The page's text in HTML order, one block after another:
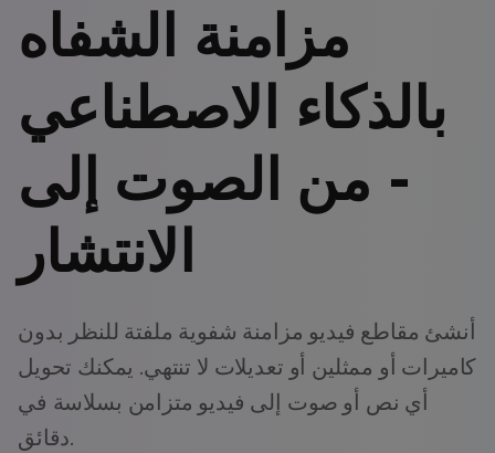
مزامنة الشفاه
بالذكاء الاصطناعي
- من الصوت إلى
الانتشار
أنشئ مقاطع فيديو مزامنة شفوية ملفتة للنظر بدون
كاميرات أو ممثلين أو تعديلات لا تنتهي. يمكنك تحويل
أي نص أو صوت إلى فيديو متزامن بسلاسة في
دقائق.